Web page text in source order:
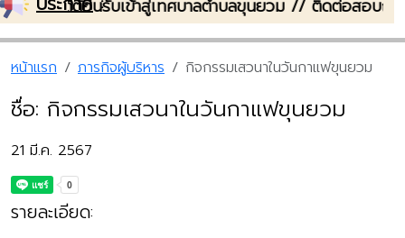
ยินดีต้อนรับเข้าสู่เทศบาลตำบลขุนยวม // ติดต่อสอบถาม :
หน้าแรก ภารกิจผู้บริหาร กิจกรรมเสวนาในวันกาแฟขุนยวม
ชื่อ: กิจกรรมเสวนาในวันกาแฟขุนยวม
21 มี.ค. 2567
รายละเอียด: